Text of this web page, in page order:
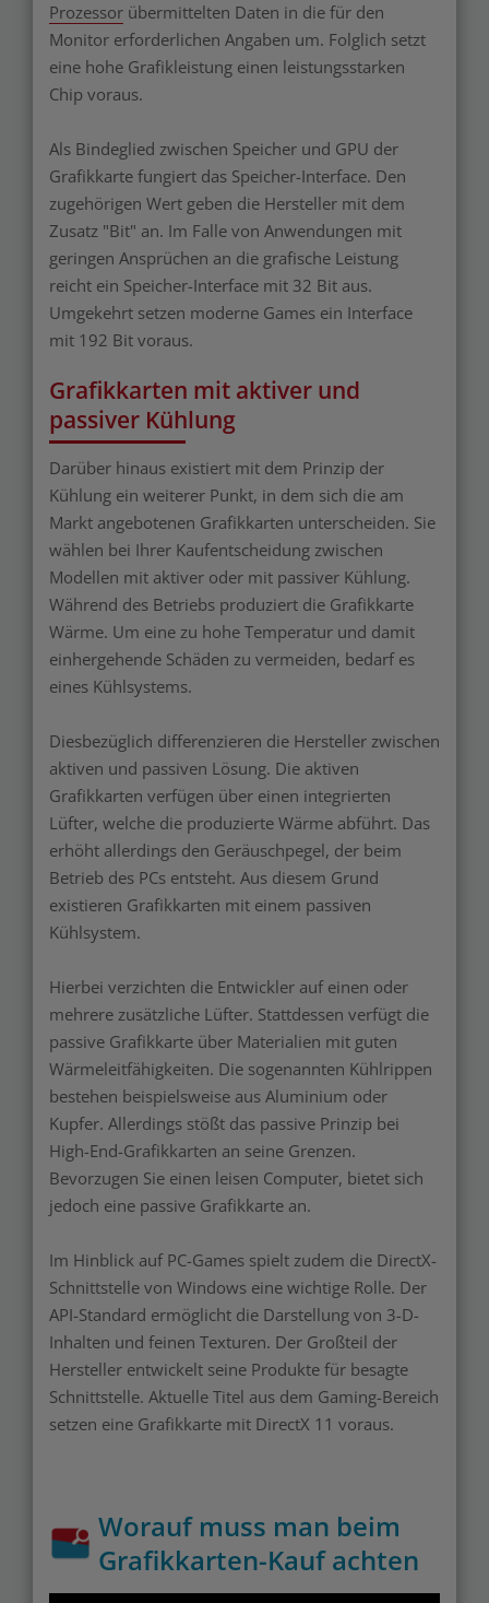
Prozessor übermittelten Daten in die für den
Monitor erforderlichen Angaben um. Folglich setzt
eine hohe Grafikleistung einen leistungsstarken
Chip voraus.
Als Bindeglied zwischen Speicher und GPU der
Grafikkarte fungiert das Speicher-Interface. Den
zugehörigen Wert geben die Hersteller mit dem
Zusatz "Bit" an. Im Falle von Anwendungen mit
geringen Ansprüchen an die grafische Leistung
reicht ein Speicher-Interface mit 32 Bit aus.
Umgekehrt setzen moderne Games ein Interface
mit 192 Bit voraus.
Grafikkarten mit aktiver und
passiver Kühlung
Darüber hinaus existiert mit dem Prinzip der
Kühlung ein weiterer Punkt, in dem sich die am
Markt angebotenen Grafikkarten unterscheiden. Sie
wählen bei Ihrer Kaufentscheidung zwischen
Modellen mit aktiver oder mit passiver Kühlung.
Während des Betriebs produziert die Grafikkarte
Wärme. Um eine zu hohe Temperatur und damit
einhergehende Schäden zu vermeiden, bedarf es
eines Kühlsystems.
Diesbezüglich differenzieren die Hersteller zwischen
aktiven und passiven Lösung. Die aktiven
Grafikkarten verfügen über einen integrierten
Lüfter, welche die produzierte Wärme abführt. Das
erhöht allerdings den Geräuschpegel, der beim
Betrieb des PCs entsteht. Aus diesem Grund
existieren Grafikkarten mit einem passiven
Kühlsystem.
Hierbei verzichten die Entwickler auf einen oder
mehrere zusätzliche Lüfter. Stattdessen verfügt die
passive Grafikkarte über Materialien mit guten
Wärmeleitfähigkeiten. Die sogenannten Kühlrippen
bestehen beispielsweise aus Aluminium oder
Kupfer. Allerdings stößt das passive Prinzip bei
High-End-Grafikkarten an seine Grenzen.
Bevorzugen Sie einen leisen Computer, bietet sich
jedoch eine passive Grafikkarte an.
Im Hinblick auf PC-Games spielt zudem die DirectX-
Schnittstelle von Windows eine wichtige Rolle. Der
API-Standard ermöglicht die Darstellung von 3-D-
Inhalten und feinen Texturen. Der Großteil der
Hersteller entwickelt seine Produkte für besagte
Schnittstelle. Aktuelle Titel aus dem Gaming-Bereich
setzen eine Grafikkarte mit DirectX 11 voraus.
Worauf muss man beim
Grafikkarten-Kauf achten